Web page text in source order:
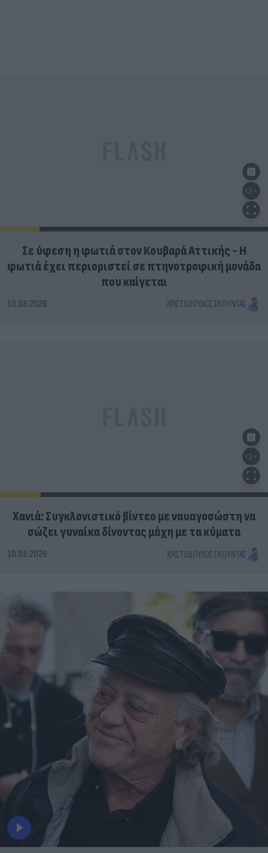
Σε ύφεση η φωτιά στον Κουβαρά Αττικής - Η
φωτιά έχει περιοριστεί σε πτηνοτροφική μονάδα
που καίγεται
10.08.2026 ΧΡΙΣΤΌΔΟΥΛΟΣ ΣΚΟΎΝΤΑΣ
Χανιά: Συγκλονιστικό βίντεο με ναυαγοσώστη να
σώζει γυναίκα δίνοντας μάχη με τα κύματα
10.08.2026 ΧΡΙΣΤΌΔΟΥΛΟΣ ΣΚΟΎΝΤΑΣ